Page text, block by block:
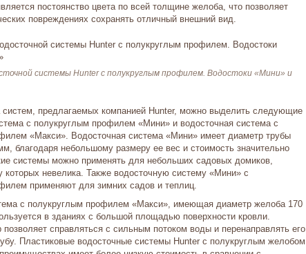
постоянство цвета по всей толщине желоба, что позволяет
повреждениях сохранять отличный внешний вид.
системы Hunter с полукруглым профилем. Водостоки «Мини» и
предлагаемых компанией Hunter, можно выделить следующие
с полукруглым профилем «Мини» и водосточная система с
«Макси». Водосточная система «Мини» имеет диаметр трубы
благодаря небольшому размеру ее вес и стоимость значительно
системы можно применять для небольших садовых домиков,
которых невелика. Также водосточную систему «Мини» с
применяют для зимних садов и теплиц.
с полукруглым профилем «Макси», имеющая диаметр желоба 170
в зданиях с большой площадью поверхности кровли.
справляться с сильным потоком воды и перенаправлять его
Пластиковые водосточные системы Hunter с полукруглым желобом